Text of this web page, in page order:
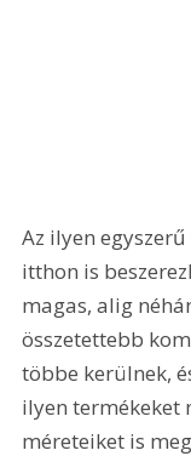
Az ilyen
itthon is
magas, alig
összetettebb
többe kerülnek,
ilyen termékeket
méreteiket is